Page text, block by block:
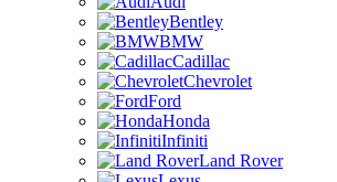
Bentley
BMW
Cadillac
Chevrolet
Ford
Honda
Infiniti
Land Rover